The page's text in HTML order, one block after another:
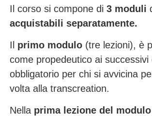
Il corso si compone di 3 moduli
acquistabili separatamente.
Il primo modulo (tre lezioni), è
come propedeutico ai successivi
obbligatorio per chi si avvicina
volta alla transcreation.
Nella prima lezione del